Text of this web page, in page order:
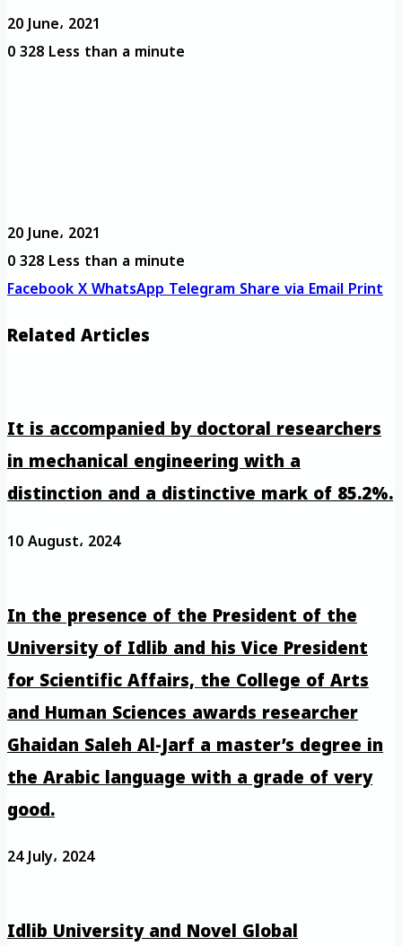
20 June، 2021
0328Less than a minute
20 June، 2021
0328Less than a minute
FacebookXWhatsAppTelegramShare via EmailPrint
Related Articles
It is accompanied by doctoral researchers
in mechanical engineering with a
distinction and a distinctive mark of 85.2%.
10 August، 2024
In the presence of the President of the
University of Idlib and his Vice President
for Scientific Affairs, the College of Arts
and Human Sciences awards researcher
Ghaidan Saleh Al-Jarf a master’s degree in
the Arabic language with a grade of very
good.
24 July، 2024
Idlib University and Novel Global